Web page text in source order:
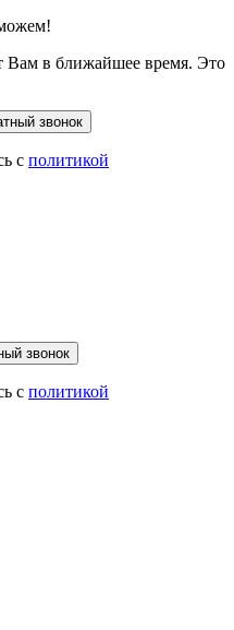
в ближайшее время. Это
звонок
с политикой
звонок
с политикой